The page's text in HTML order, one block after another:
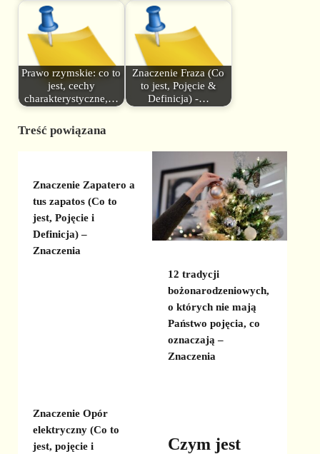
Prawo rzymskie: co to
jest, cechy
charakterystyczne,…
Znaczenie Fraza (Co
to jest, Pojęcie &
Definicja) -…
Treść powiązana
Znaczenie Zapatero a
tus zapatos (Co to
jest, Pojęcie i
Definicja) –
Znaczenia
12 tradycji
bożonarodzeniowych,
o których nie mają
Państwo pojęcia, co
oznaczają –
Znaczenia
Znaczenie Opór
elektryczny (Co to
jest, pojęcie i
Czym jest